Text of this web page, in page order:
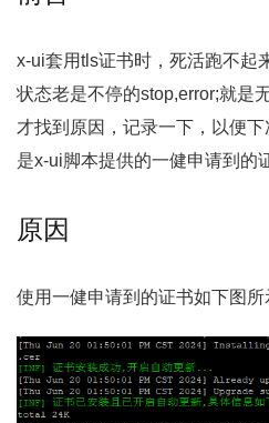
x-ui套用tls证书时，死活跑不起
状态老是不停的stop,error;就是
才找到原因，记录一下，以便
是x-ui脚本提供的一健申请到的
原因
使用一健申请到的证书如下图所